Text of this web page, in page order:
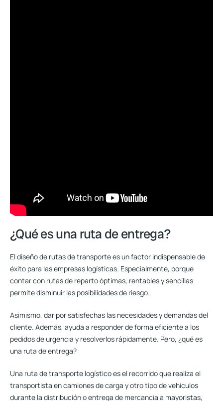
¿Qué es una ruta de entrega?
El diseño de rutas de transportees un factor indispensable de
éxito para las empresas logísticas. Especialmente, porque
contar con rutas de reparto óptimas, rentables y sencillas
permite disminuir las posibilidades de riesgo.
Asimismo, dar por satisfechas las necesidades y demandas del
cliente. Además, ayuda a responder de forma eficiente a los
pedidos de urgencia y resolverlos rápidamente. Pero, ¿qué es
una ruta de entrega?
Una ruta de transporte logístico es el recorrido que realiza el
transportista en camiones de carga y otro tipo de vehículos
durante la distribución o entrega de mercancía a mayoristas,